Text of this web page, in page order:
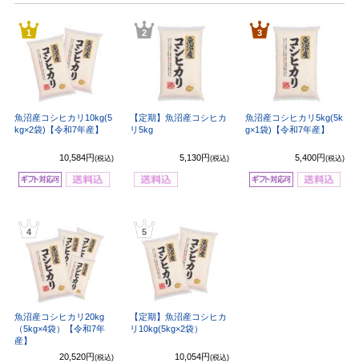
1
魚沼産コシヒカリ10kg(5
kg×2袋)【令和7年産】
10,584円 (税込)
2
【定期】魚沼産コシヒカ
リ5kg
5,130円 (税込)
3
魚沼産コシヒカリ5kg(5k
g×1袋)【令和7年産】
5,400円(税込)
4
魚沼産コシヒカリ20kg
（5kg×4袋）【令和7年
産】
20,520円 (税込)
5
【定期】魚沼産コシヒカ
リ10kg(5kg×2袋）
10,054円 (税込)